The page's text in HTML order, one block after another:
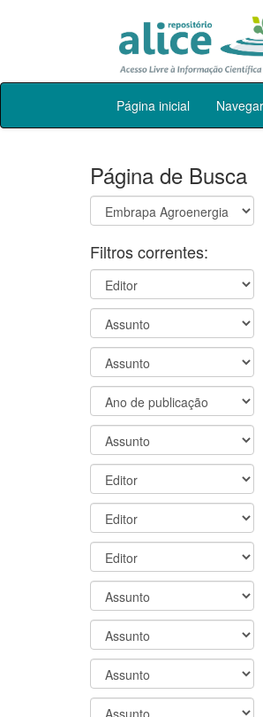
Skip
Página inicial Navegar
Página de Busca
Filtros correntes: